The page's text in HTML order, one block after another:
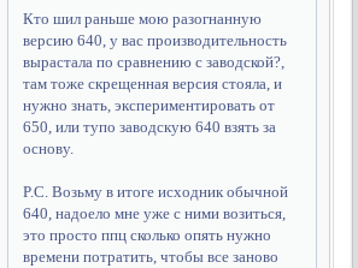
Кто шил раньше мою разогнанную
версию 640, у вас производительность
вырастала по сравнению с заводской?,
там тоже скрещенная версия стояла, и
нужно знать, экспериментировать от
650, или тупо заводскую 640 взять за
основу.
P.C. Возьму в итоге исходник обычной
640, надоело мне уже с ними возиться,
это просто ппц сколько опять нужно
времени потратить, чтобы все заново